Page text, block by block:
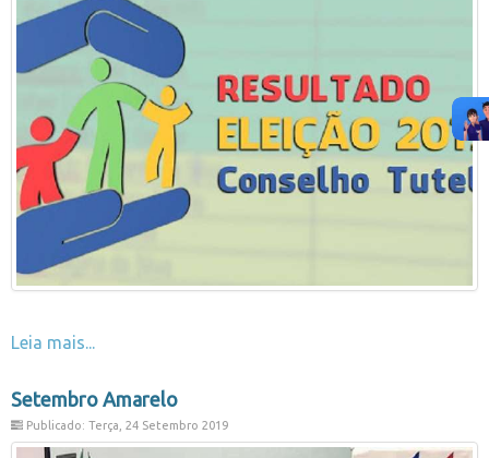
Leia mais...
Setembro Amarelo
Publicado: Terça, 24 Setembro 2019